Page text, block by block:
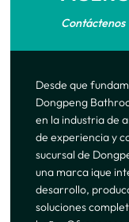
Contáctenos
Desde que
Dongpeng
en la industria de
de experiencia y
sucursal de
una marca ique
desarrollo,
soluciones